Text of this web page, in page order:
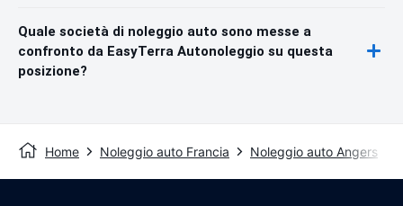
Quale società di noleggio auto sono messe a
confronto da EasyTerra Autonoleggio su questa
posizione?
Home Noleggio auto Francia Noleggio auto Angers